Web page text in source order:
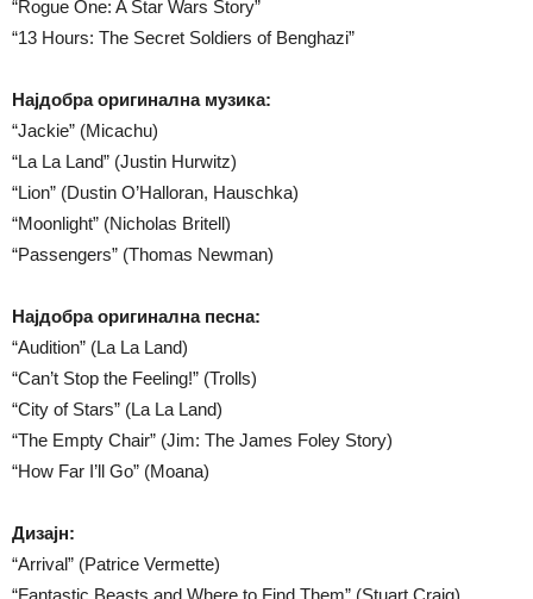
“Rogue One: A Star Wars Story”
“13 Hours: The Secret Soldiers of Benghazi”
Најдобра оригинална музика:
“Jackie” (Micachu)
“La La Land” (Justin Hurwitz)
“Lion” (Dustin O’Halloran, Hauschka)
“Moonlight” (Nicholas Britell)
“Passengers” (Thomas Newman)
Најдобра оригинална песна:
“Audition” (La La Land)
“Can’t Stop the Feeling!” (Trolls)
“City of Stars” (La La Land)
“The Empty Chair” (Jim: The James Foley Story)
“How Far I’ll Go” (Moana)
Дизајн:
“Arrival” (Patrice Vermette)
“Fantastic Beasts and Where to Find Them” (Stuart Craig)